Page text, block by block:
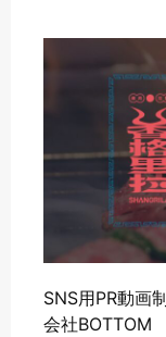
SNS用PR動画
会社BOTTOM